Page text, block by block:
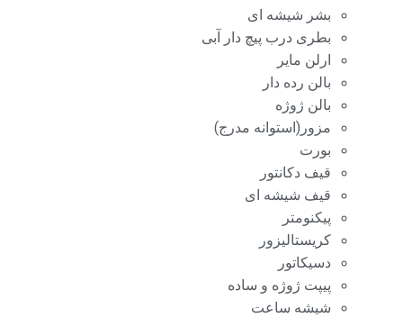
بشر شیشه ای
بطری درب پیچ دار آبی
ارلن مایر
بالن رده دار
بالن ژوژه
مزور(استوانه مدرج)
بورت
قیف دکانتور
قیف شیشه ای
پیکنومتر
کریستالیزور
دسیکاتور
پیپت ژوژه و ساده
شیشه ساعت